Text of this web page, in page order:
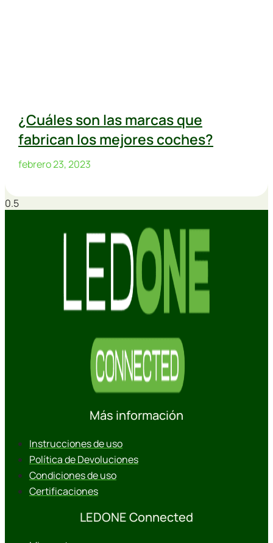
¿Cuáles son las marcas que
fabrican los mejores coches?
febrero 23, 2023
Más información
Instrucciones de uso
Política de Devoluciones
Condiciones de uso
Certificaciones
LEDONE Connected